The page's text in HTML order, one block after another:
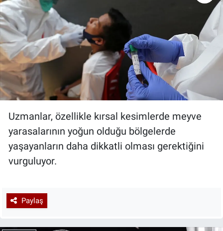
Uzmanlar, özellikle kırsal kesimlerde meyve
yarasalarının yoğun olduğu bölgelerde
yaşayanların daha dikkatli olması gerektiğini
vurguluyor.
Paylaş